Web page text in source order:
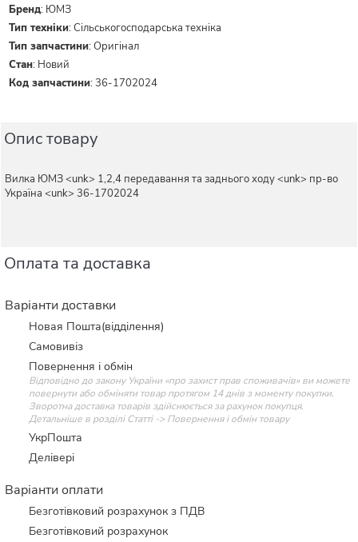
Бренд: ЮМЗ
Тип техніки:Сільськогосподарська техніка
Тип запчастини:Оригінал
Стан: Новий
Код запчастини:36-1702024
Опис товару
Вилка ЮМЗ <unk> 1,2,4 передавання та заднього ходу <unk> пр-во
Україна <unk> 36-1702024
Оплата та доставка
Варіанти доставки
Новая Пошта(відділення)
Самовивіз
Повернення і обмін
Відповідно до закону України «про захист прав споживачів» ви можете
повернути або обміняти товар протягом 14 днів з моменту покупки.
Зворотна доставка товарів здійснюється за рахунок покупця.
Детальніше в розділі Статті -> Повернення і обмін товару
УкрПошта
Делівері
Варіанти оплати
Безготівковий розрахунок з ПДВ
Безготівковий розрахунок